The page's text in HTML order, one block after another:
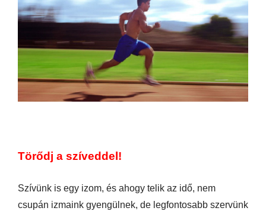
Törődj a szíveddel!
Szívünk is egy izom, és ahogy telik az idő, nem
csupán izmaink gyengülnek, de legfontosabb szervünk